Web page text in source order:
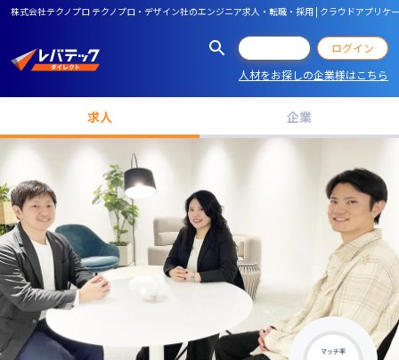
株式会社テクノプロ テクノプロ・デザイン社のエンジニア求人・転職・採用 | クラウドアプリ
ログイン
人材をお探しの企業様はこちら
求人 企業
マッチ率